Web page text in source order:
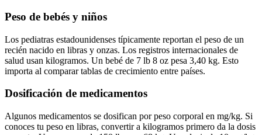
Peso de bebés y niños
Los pediatras estadounidenses típicamente reportan el peso de un
recién nacido en libras y onzas. Los registros internacionales de
salud usan kilogramos. Un bebé de 7 lb 8 oz pesa 3,40 kg. Esto
importa al comparar tablas de crecimiento entre países.
Dosificación de medicamentos
Algunos medicamentos se dosifican por peso corporal en mg/kg. Si
conoces tu peso en libras, convertir a kilogramos primero da la dosis